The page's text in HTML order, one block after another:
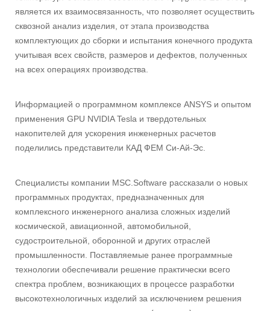
является их взаимосвязанность, что позволяет осуществить
сквозной анализ изделия, от этапа производства
комплектующих до сборки и испытания конечного продукта
учитывая всех свойств, размеров и дефектов, полученных
на всех операциях производства.
Информацией о программном комплексе ANSYS и опытом
применения GPU NVIDIA Tesla и твердотельных
накопителей для ускорения инженерных расчетов
поделились представители КАД ФЕМ Си-Ай-Эс.
Специалисты компании MSC.Software рассказали о новых
программных продуктах, предназначенных для
комплексного инженерного анализа сложных изделий
космической, авиационной, автомобильной,
судостроительной, оборонной и других отраслей
промышленности. Поставляемые ранее программные
технологии обеспечивали решение практически всего
спектра проблем, возникающих в процессе разработки
высокотехнологичных изделий за исключением решения